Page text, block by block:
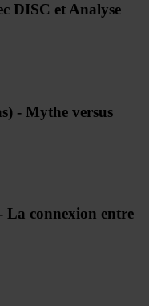
DISC et Analyse
- Mythe versus
La connexion entre